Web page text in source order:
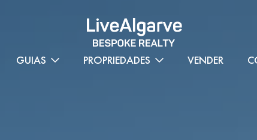
GUIAS PROPRIEDADES VENDER